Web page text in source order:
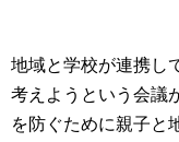
地域と学校が連携し
考えようという会議
を防ぐために親子と